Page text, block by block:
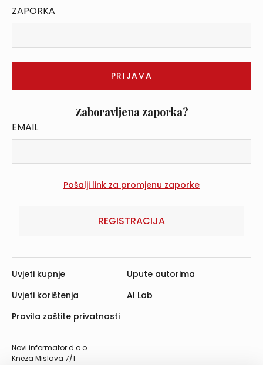
ZAPORKA
Zaboravljena zaporka?
EMAIL
REGISTRACIJA
Novi informator d.o.o.
Kneza Mislava 7/1
Uvjeti kupnje
Uvjeti korištenja
Pravila zaštite privatnosti
Upute autorima
AI Lab